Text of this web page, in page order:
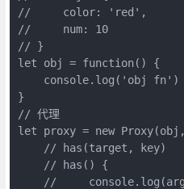
//     color: 'red',
//     num: 10
// }
let obj = function() {
    console.log('obj fn')
}
// 代理
let proxy = new
    // has(target, key) 			拦截propKey in proxy 的操作，返回 个布尔值。
    // has() {
//